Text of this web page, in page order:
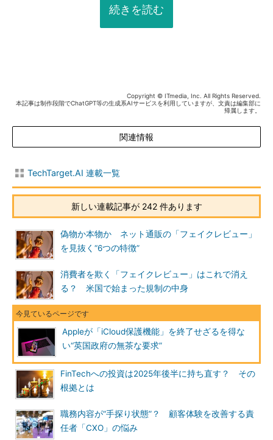
続きを読む
Copyright © ITmedia, Inc. All Rights Reserved.
本記事は制作段階でChatGPT等の生成系AIサービスを利用していますが、文責は編集部に
帰属します。
関連情報
TechTarget.AI 連載一覧
新しい連載記事が 242 件あります
偽物か本物か ネット通販の「フェイクレビュー」
を見抜く“6つの特徴”
消費者を欺く「フェイクレビュー」はこれで消え
る？ 米国で始まった規制の中身
Appleが「iCloud保護機能」を終了せざるを得な
い“英国政府の無茶な要求”
FinTechへの投資は2025年後半に持ち直す？ その
根拠とは
職務内容が“手探り状態”？ 顧客体験を改善する責
任者「CXO」の悩み